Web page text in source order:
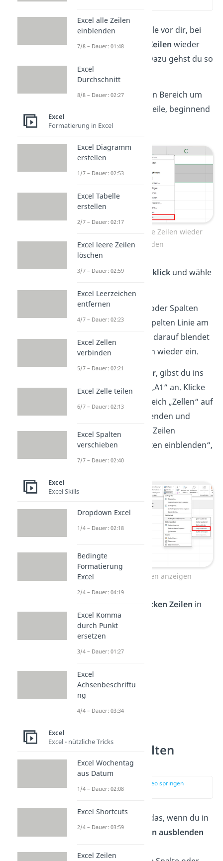
Du hast eine Excel Tabelle vor dir, bei
der duausgeblendete Zeilen wieder
möchtest. Dazu gehst du so
Markiereden ganzen Bereich um
die ausgeblendete Zeile, beginnend
links außen.
Excel ausgeblendete Zeilen wieder
einblenden
Mache einen Rechtsklickund wähle
Tipp: Versteckte Zeilen oder Spalten
erkennst du an der doppelten Linie am
Rand. Ein gezielter Klick darauf blendet
Zeilen oder Spalten auch wieder ein.
Ist die
Zeile 1 unsichtbar, gibst du ins
Namensfeld oben links „A1“ an. Klicke
dann unter Start im Bereich „Zellen“ auf
„Format“. Unter „Ausblenden und
Einblenden“ wählst du „Zeilen
einblenden“ oder „Spalten einblenden“,
wenn Spalte A fehlt.
Excel versteckte Zeilen anzeigen
verstecken Zeilen in
Excel wieder angezeigt.
Zeilen oder Spalten
ausblenden
zur Stelle im Video springen
(01:22)
Umgekehrt machst du das, wenn du in
Excel Zeilen oder
Spalten ausblenden
Excel alle Zeilen
einblenden
7/8 – Dauer: 01:48
Excel
Durchschnitt
8/8 – Dauer: 02:27
Excel
Formatierung in Excel
Excel Diagramm
erstellen
1/7 – Dauer: 02:53
Excel Tabelle
erstellen
2/7 – Dauer: 02:17
Excel leere Zeilen
löschen
3/7 – Dauer: 02:59
Excel Leerzeichen
entfernen
4/7 – Dauer: 02:23
Excel Zellen
verbinden
5/7 – Dauer: 02:21
Excel Zelle teilen
6/7 – Dauer: 02:13
Excel Spalten
verschieben
7/7 – Dauer: 02:40
Excel
Excel Skills
Dropdown Excel
1/4 – Dauer: 02:18
Bedingte
Formatierung
Excel
2/4 – Dauer: 04:19
Excel Komma
durch Punkt
ersetzen
3/4 – Dauer: 01:27
Excel
Achsenbeschriftu
ng
4/4 – Dauer: 03:34
Excel
Excel - nützliche Tricks
Excel Wochentag
aus Datum
1/4 – Dauer: 02:08
Excel Shortcuts
2/4 – Dauer: 03:59
Excel Zeilen